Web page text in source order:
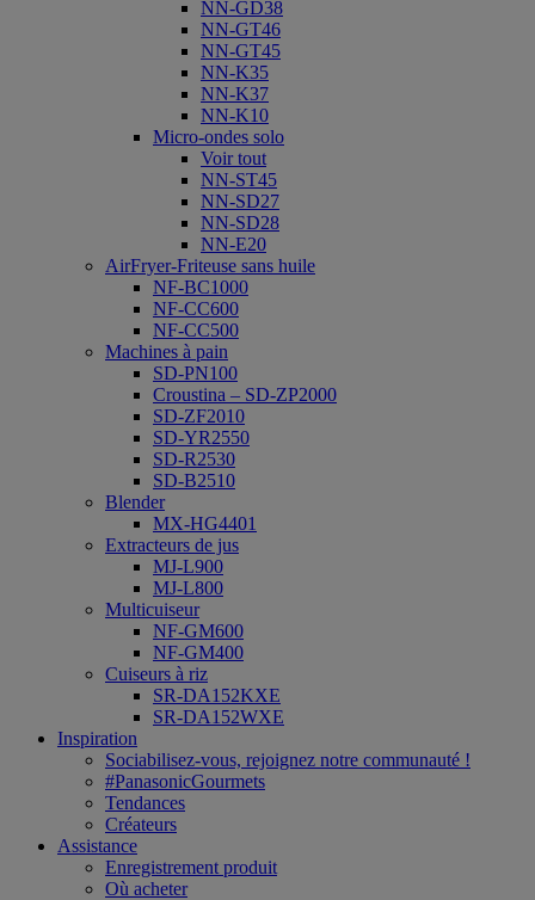
NN-GD38
NN-GT46
NN-GT45
NN-K35
NN-K37
NN-K10
Micro-ondes solo
Voir tout
NN-ST45
NN-SD27
NN-SD28
NN-E20
AirFryer-Friteuse sans huile
NF-BC1000
NF-CC600
NF-CC500
Machines à pain
SD-PN100
Croustina – SD-ZP2000
SD-ZF2010
SD-YR2550
SD-R2530
SD-B2510
Blender
MX-HG4401
Extracteurs de jus
MJ-L900
MJ-L800
Multicuiseur
NF-GM600
NF-GM400
Cuiseurs à riz
SR-DA152KXE
SR-DA152WXE
Inspiration
Sociabilisez-vous, rejoignez notre communauté !
#PanasonicGourmets
Tendances
Créateurs
Assistance
Enregistrement produit
Où acheter